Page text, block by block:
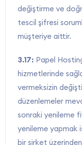
değiştirme ve
tescil şifresi
müşteriye aittir.
3.17: Papel
hizmetlerinde
vermeksizin
düzenlemeler
sonraki yenileme
yenileme yapmak
bir şirket